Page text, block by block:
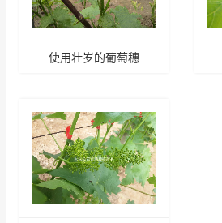
使用壮岁的葡萄穗